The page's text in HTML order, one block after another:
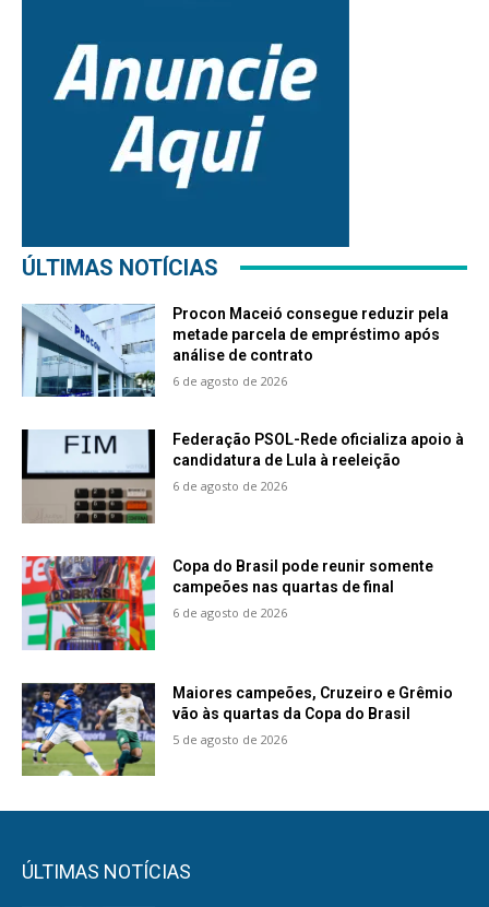
ÚLTIMAS NOTÍCIAS
Procon Maceió consegue reduzir pela
metade parcela de empréstimo após
análise de contrato
6 de agosto de 2026
Federação PSOL-Rede oficializa apoio à
candidatura de Lula à reeleição
6 de agosto de 2026
Copa do Brasil pode reunir somente
campeões nas quartas de final
6 de agosto de 2026
Maiores campeões, Cruzeiro e Grêmio
vão às quartas da Copa do Brasil
5 de agosto de 2026
ÚLTIMAS NOTÍCIAS